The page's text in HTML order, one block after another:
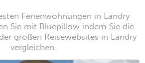
Ferienwohnungen in Landry
Sie mit Bluepillow indem Sie die
großen Reisewebsites in Landry
vergleichen.